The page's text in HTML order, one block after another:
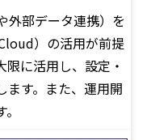
外部データ連携）を
）の活用が前提
に活用し、設定・
ます。また、運用開